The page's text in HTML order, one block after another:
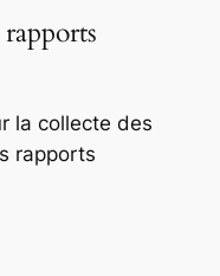
la collecte des
rapports